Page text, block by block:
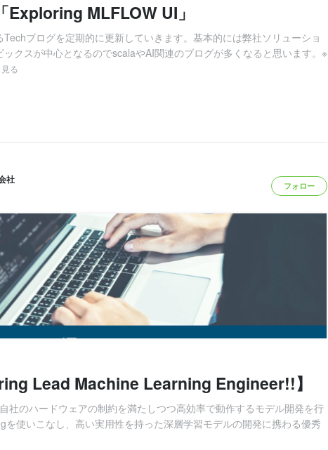
Exploring MLFLOW UI」
ブログを定期的に更新していきます。基本的には弊社ソリューショ
ックスが中心となるのでscalaやAI関連のブログが多くなると思います。※
る
社
フォロー
Lead Machine Learning Engineer!!】
社のハードウェアの制約を満たしつつ高効率で動作するモデル開発を行
を使いこなし、高い実用性を持った深層学習モデルの開発に携わる優秀